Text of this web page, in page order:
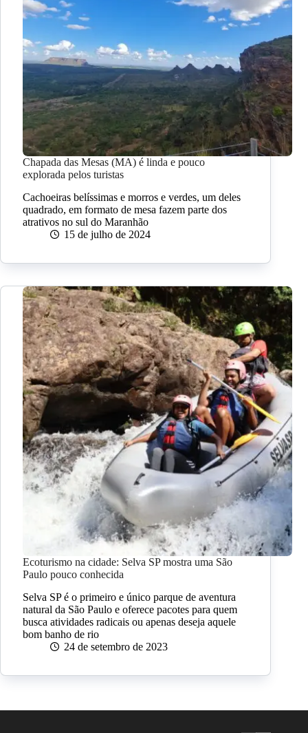
Chapada das Mesas (MA) é linda e pouco
explorada pelos turistas
Cachoeiras belíssimas e morros e verdes, um deles
quadrado, em formato de mesa fazem parte dos
atrativos no sul do Maranhão
15 de julho de 2024
Ecoturismo na cidade: Selva SP mostra uma São
Paulo pouco conhecida
Selva SP é o primeiro e único parque de aventura
natural da São Paulo e oferece pacotes para quem
busca atividades radicais ou apenas deseja aquele
bom banho de rio
24 de setembro de 2023